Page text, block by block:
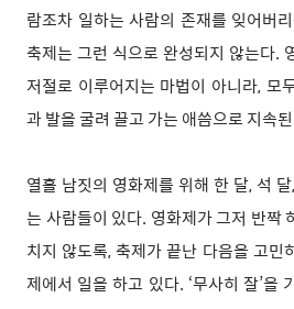
람조차 일하는 사람의 존재를 잊어버
축제는 그런 식으로 완성되지 않는다.
저절로 이루어지는 마법이 아니라, 모
과 발을 굴려 끌고 가는 애씀으로 지속
열흘 남짓의 영화제를 위해 한 달, 석
는 사람들이 있다. 영화제가 그저 반짝
치지 않도록, 축제가 끝난 다음을 고민
제에서 일을 하고 있다. ‘무사히 잘’을